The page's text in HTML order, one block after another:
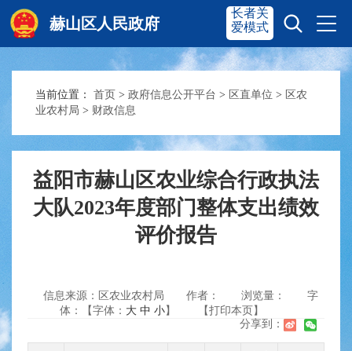
赫山区人民政府
赫山首页 奋进赫山
信息公开 政务服务
长者关
爱模式
当前位置： 首页 > 政府信息公开平台 > 区直单位 > 区农
业农村局 > 财政信息
益阳市赫山区农业综合行政执法
大队2023年度部门整体支出绩效
评价报告
信息来源：区农业农村局 作者： 浏览量：
字
体：【字体： 大 中 小】
【打印本页】
分享到：